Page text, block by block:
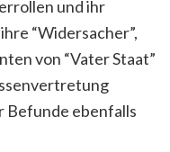
und ihr
“Widersacher”,
von “Vater Staat”
Befunde ebenfalls